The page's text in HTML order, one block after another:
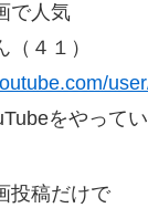
で人気
４１）
をやってい
投稿だけで